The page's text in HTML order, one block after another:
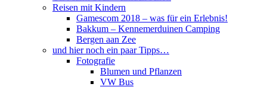
Reisen mit Kindern
Gamescom 2018 – was für ein Erlebnis!
Bakkum – Kennemerduinen Camping
Bergen aan Zee
und hier noch ein paar Tipps…
Fotografie
Blumen und Pflanzen
VW Bus